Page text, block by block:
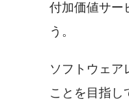
付加価値サー
う。
ソフトウェア
ことを目指し